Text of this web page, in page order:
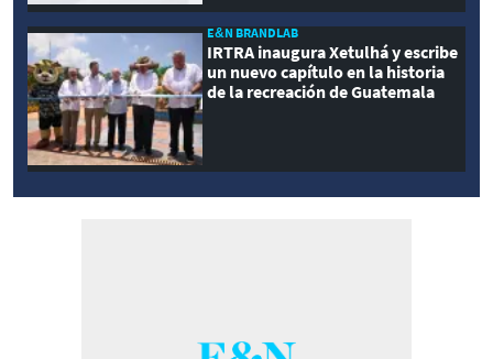
E&N BRANDLAB
IRTRA inaugura Xetulhá y escribe
un nuevo capítulo en la historia
de la recreación de Guatemala